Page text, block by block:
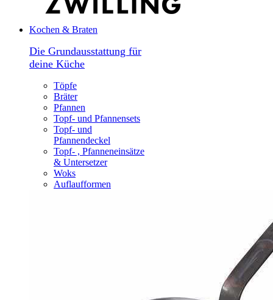
Kochen & Braten
Die Grundausstattung für
deine Küche
Töpfe
Bräter
Pfannen
Topf- und Pfannensets
Topf- und
Pfannendeckel
Topf- , Pfanneneinsätze
& Untersetzer
Woks
Auflaufformen